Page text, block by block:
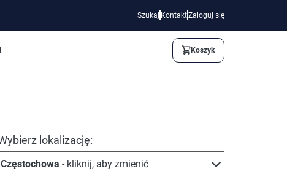
Szukaj KontaktZaloguj się
Koszyk
lokalizację:
Częstochowa - kliknij, aby zmienić